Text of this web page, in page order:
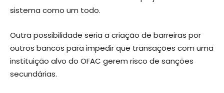
sistema como um todo.
Outra possibilidade seria a criação de barreiras por
outros bancos para impedir que transações com uma
instituição alvo do OFAC gerem risco de sanções
secundárias.